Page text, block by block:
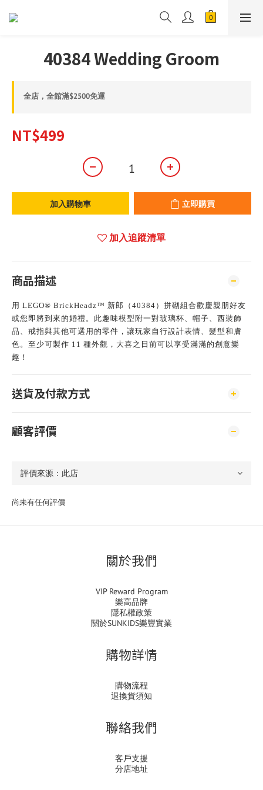
40384 Wedding Groom
全店，全館滿$2500免運
NT$499
加入購物車 立即購買
加入追蹤清單
商品描述
用 LEGO® BrickHeadz™ 新郎（40384）拼砌組合歡慶親朋好友
或您即將到來的婚禮。此趣味模型附一對玻璃杯、帽子、西裝飾
品、戒指與其他可選用的零件，讓玩家自行設計表情、髮型和膚
色。至少可製作 11 種外觀，大喜之日前可以享受滿滿的創意樂
趣！
送貨及付款方式
顧客評價
尚未有任何評價
關於我們
VIP Reward Program
樂高品牌
隱私權政策
關於SUNKIDS樂豐實業
購物詳情
購物流程
退換貨須知
聯絡我們
客戶支援
分店地址